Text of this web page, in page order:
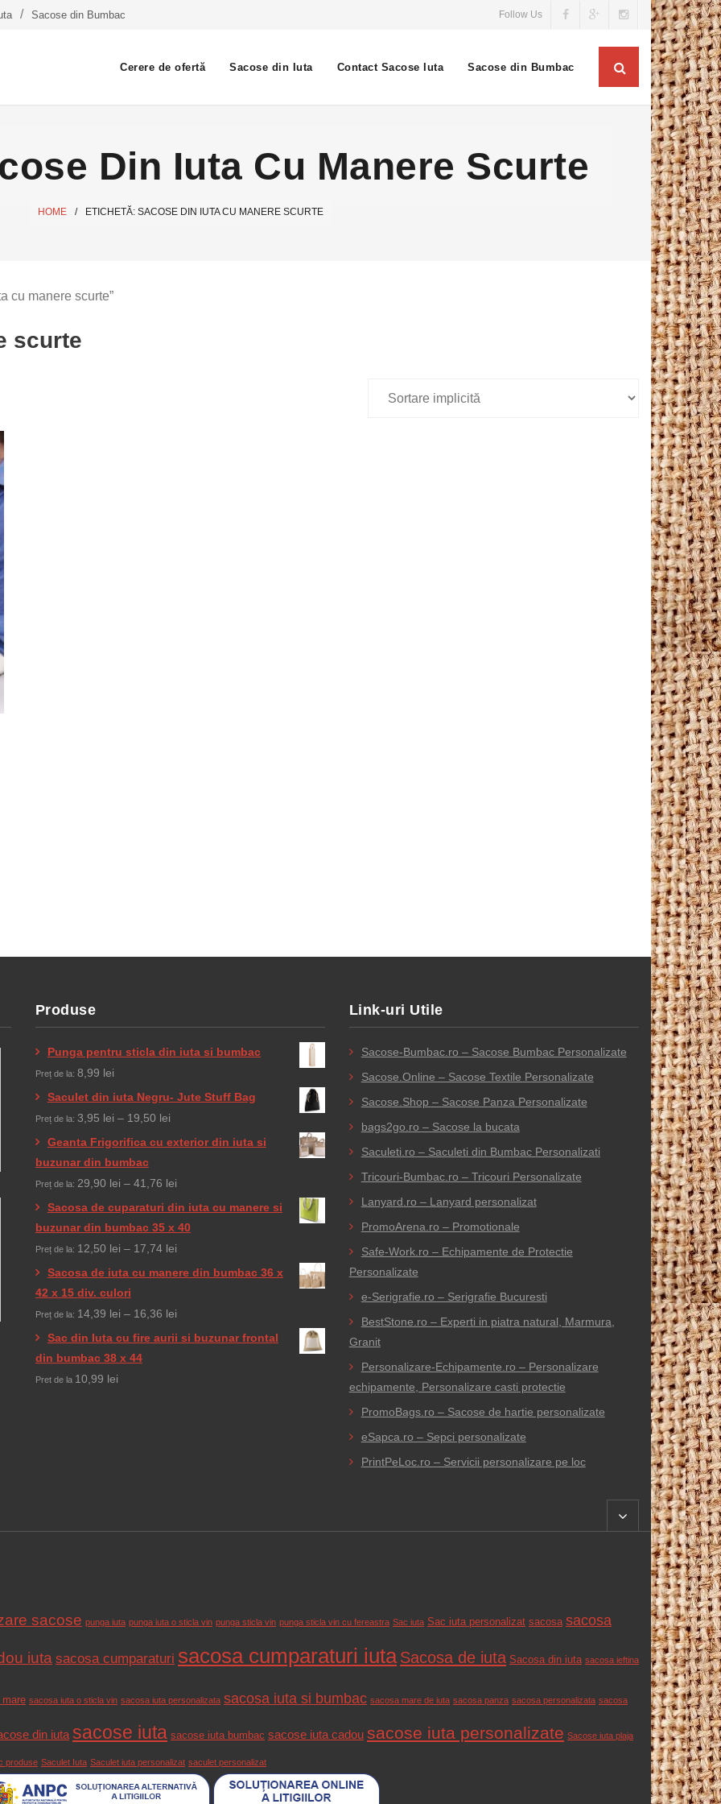
Sacose din Bumbac Follow Us
Cerere de ofertă Sacose din Iuta Contact Sacose Iuta Sacose din Bumbac
Din Iuta Cu Manere Scurte
HOME / ETICHETĂ: SACOSE DIN IUTA CU MANERE SCURTE
cu manere scurte”
scurte
Produse
Punga pentru sticla din iuta si bumbac
Preț de la: 8,99 lei
Saculet din iuta Negru- Jute Stuff Bag
Preț de la: 3,95 lei – 19,50 leiInterval
de
3,95 lei
Geanta Frigorifica cu exterior din iuta si
buzunar din bumbac
Preț de la: 29,90 lei – 41,76 leiInterval
de
prețuri:
29,90 lei
Sacosa de cuparaturi din iuta cu manere si
buzunar din bumbac 35 x 40
Preț de la: 12,50 lei – 17,74 leiInterval
12,50 lei
Sacosa de iuta cu manere din bumbac 36 x
42 x 15 div. culori
Preț de la: 14,39 lei – 16,36 leiInterval
de
Sac din Iuta cu fire aurii si buzunar frontal
din bumbac 38 x 44
Pret de la 10,99 lei
Link-uri Utile
Sacose-Bumbac.ro – Sacose Bumbac Personalizate
Sacose.Online – Sacose Textile Personalizate
Sacose.Shop – Sacose Panza Personalizate
bags2go.ro – Sacose la bucata
Saculeti.ro – Saculeti din Bumbac Personalizati
Tricouri-Bumbac.ro – Tricouri Personalizate
Lanyard.ro – Lanyard personalizat
PromoArena.ro – Promotionale
Safe-Work.ro – Echipamente de Protectie
Personalizate
e-Serigrafie.ro – Serigrafie Bucuresti
BestStone.ro – Experti in piatra natural, Marmura,
Granit
Personalizare-Echipamente.ro – Personalizare
echipamente, Personalizare casti protectie
PromoBags.ro – Sacose de hartie personalizate
eSapca.ro – Sepci personalizate
PrintPeLoc.ro – Servicii personalizare pe loc
sacose punga iuta punga iuta o sticla vin punga sticla vin punga sticla vin cu fereastra Sac iuta Sac iuta personalizat sacosa sacosa
iuta sacosa cumparaturi sacosa cumparaturi iuta Sacosa de iuta Sacosa din iuta sacosa ieftina
sacosa iuta o sticla vin sacosa iuta personalizata sacosa iuta si bumbac sacosa mare de iuta sacosa panza sacosa personalizata sacosa
din iuta sacose iuta sacose iuta bumbac sacose iuta cadou sacose iuta personalizate Sacose iuta plaja
produse Saculet Iuta Saculet iuta personalizat saculet personalizat